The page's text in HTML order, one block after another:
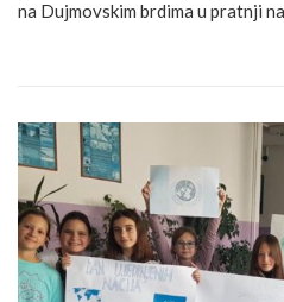
na Dujmovskim brdima u pratnji